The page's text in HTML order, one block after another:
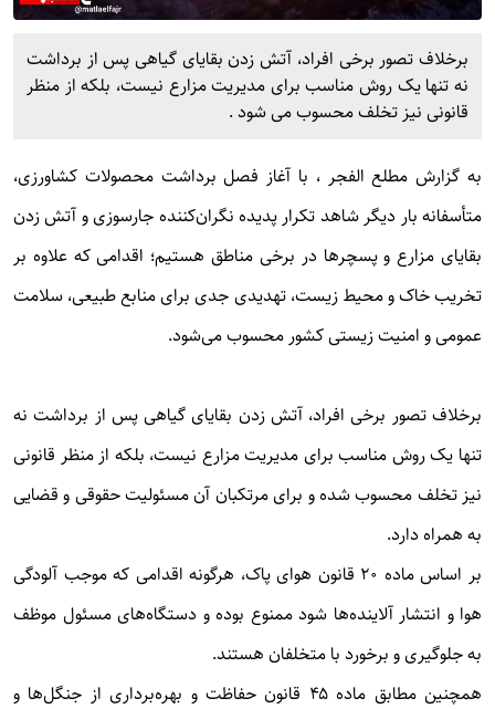
برخلاف تصور برخی افراد، آتش زدن بقایای گیاهی پس از برداشت
نه تنها یک روش مناسب برای مدیریت مزارع نیست، بلکه از منظر
قانونی نیز تخلف محسوب می شود .
به گزارش مطلع الفجر ، با آغاز فصل برداشت محصولات کشاورزی،
متأسفانه بار دیگر شاهد تکرار پدیده نگران‌کننده جارسوزی و آتش زدن
بقایای مزارع و پسچرها در برخی مناطق هستیم؛ اقدامی که علاوه بر
تخریب خاک و محیط زیست، تهدیدی جدی برای منابع طبیعی، سلامت
عمومی و امنیت زیستی کشور محسوب می‌شود.
برخلاف تصور برخی افراد، آتش زدن بقایای گیاهی پس از برداشت نه
تنها یک روش مناسب برای مدیریت مزارع نیست، بلکه از منظر قانونی
نیز تخلف محسوب شده و برای مرتکبان آن مسئولیت حقوقی و قضایی
به همراه دارد.
بر اساس ماده ۲۰ قانون هوای پاک، هرگونه اقدامی که موجب آلودگی
هوا و انتشار آلاینده‌ها شود ممنوع بوده و دستگاه‌های مسئول موظف
به جلوگیری و برخورد با متخلفان هستند.
همچنین مطابق ماده ۴۵ قانون حفاظت و بهره‌برداری از جنگل‌ها و